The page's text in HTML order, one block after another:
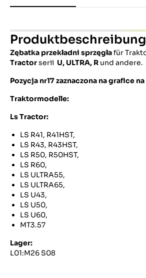
Produktbeschreibung
Zębatka przekładni sprzęgłafür
Tractorserii U, ULTRA, R und andere.
Pozycja nr17 zaznaczona na grafice
Traktormodelle:
Ls Tractor:
LS R41, R41HST,
LS R43, R43HST,
LS R50, R50HST,
LS R60,
LS ULTRA55,
LS ULTRA65,
LS U43,
LS U50,
LS U60,
MT3.57
Lager:
L01:M26 S08